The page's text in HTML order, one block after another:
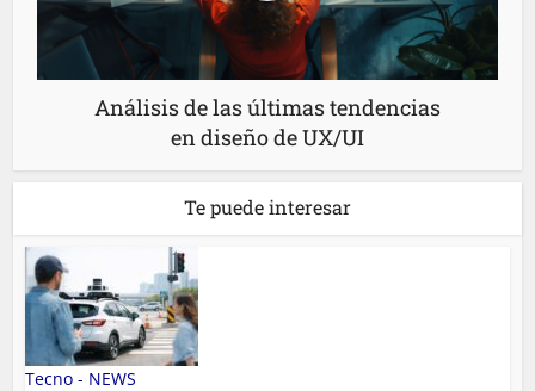
Análisis de las últimas tendencias
en diseño de UX/UI
Te puede interesar
Tecno - NEWS